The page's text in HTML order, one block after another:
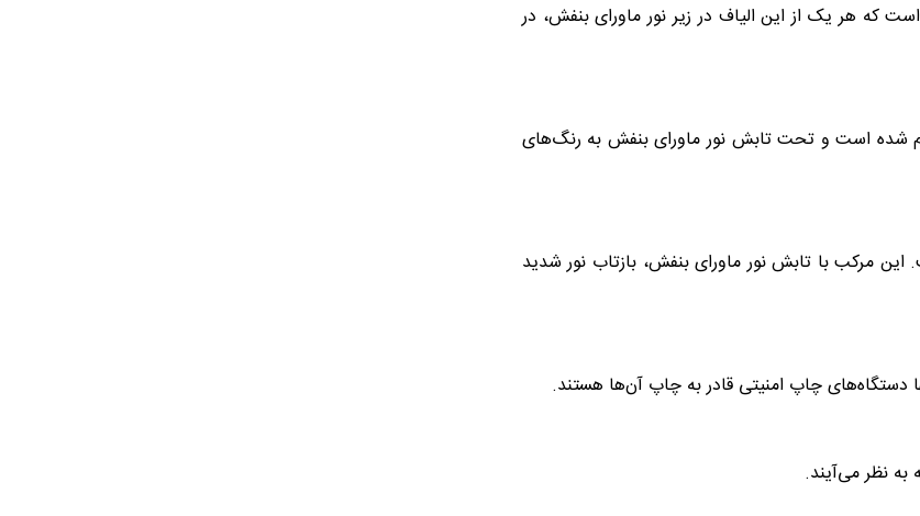
که هر یک از این الیاف در زیر نور ماورای بنفش، در
شده است و تحت تابش نور ماورای بنفش به رنگ‌های
مرکب با تابش نور ماورای بنفش، بازتاب نور شدید
دستگاه‌های چاپ امنیتی قادر به چاپ آن‌ها هستند.
نظر می‌آیند.